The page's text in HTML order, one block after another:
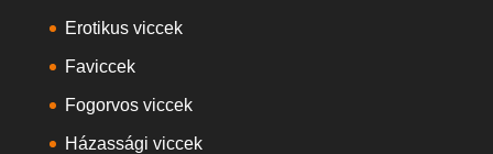
Erotikus viccek
Faviccek
Fogorvos viccek
Házassági viccek